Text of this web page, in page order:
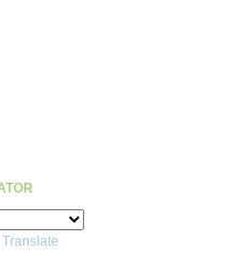
Translate